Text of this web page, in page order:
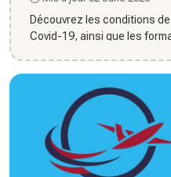
Découvrez les conditions
Covid-19, ainsi que les